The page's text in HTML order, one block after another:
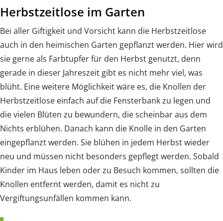
Herbstzeitlose im Garten
Bei aller Giftigkeit und Vorsicht kann die Herbstzeitlose
auch in den heimischen Garten gepflanzt werden. Hier wird
sie gerne als Farbtupfer für den Herbst genutzt, denn
gerade in dieser Jahreszeit gibt es nicht mehr viel, was
blüht. Eine weitere Möglichkeit wäre es, die Knollen der
Herbstzeitlose einfach auf die Fensterbank zu legen und
die vielen Blüten zu bewundern, die scheinbar aus dem
Nichts erblühen. Danach kann die Knolle in den Garten
eingepflanzt werden. Sie blühen in jedem Herbst wieder
neu und müssen nicht besonders gepflegt werden. Sobald
Kinder im Haus leben oder zu Besuch kommen, sollten die
Knollen entfernt werden, damit es nicht zu
Vergiftungsunfällen kommen kann.